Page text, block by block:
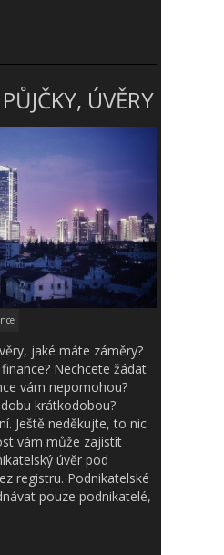
ÚVĚRY
jaké máte záměry?
Nechcete žádat
vám nepomohou?
krátkodobou?
Ještě neděkujte, to nic
vám může zajistit
úvěr pod
registru. Podnikatelské
pouze podnikatelé,